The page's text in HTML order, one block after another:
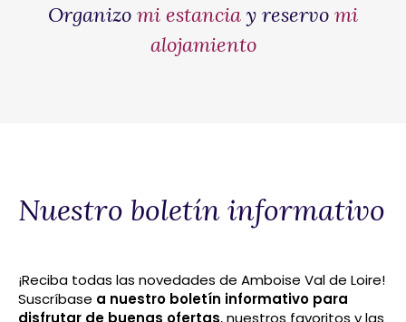
Organizo mi estancia y reservo mi
alojamiento
Nuestro boletín informativo
¡Reciba todas las novedades de Amboise Val de Loire!
Suscríbase a nuestro boletín informativo para
disfrutar de buenas ofertas, nuestros favoritos y las